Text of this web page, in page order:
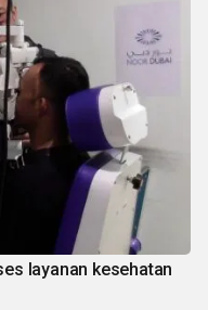
layanan kesehatan